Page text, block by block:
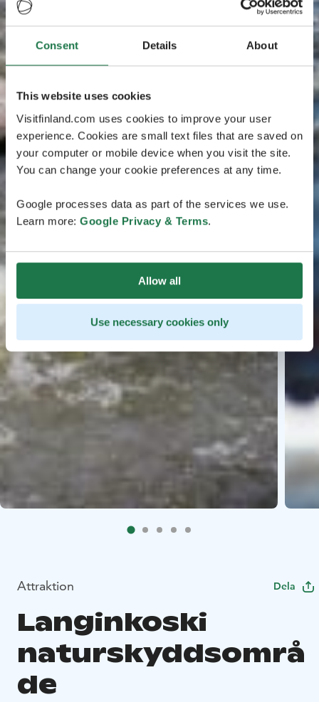
Consent Details About
This website uses cookies
Visitfinland.com uses cookies to improve your user
experience. Cookies are small text files that are saved on
your computer or mobile device when you visit the site.
You can change your cookie preferences at any time.
Google processes data as part of the services we use.
Learn more: Google Privacy & Terms.
Allow all
Use necessary cookies only
Attraktion Dela
Langinkoski
naturskyddsområ
de